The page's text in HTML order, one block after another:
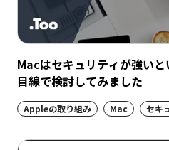
Macはセキュリティが強い
目線で検討してみました
Appleの取り組み Mac セキ